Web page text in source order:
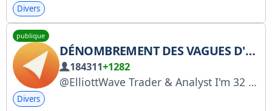
Divers
publique
DÉNOMBREMENT DES VAGUES D'ELLIOTT
184311+1282
@ElliottWave Trader & Analyst I'm 32 years old and 15 out of into trading. In this channel I broadcast my Elliott Wave Analysis and trade setups.
Divers